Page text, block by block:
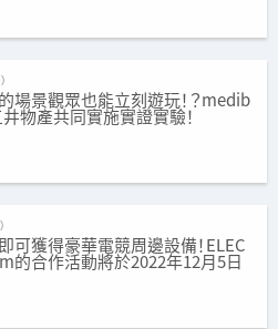
場景觀眾也能立刻遊玩！？medib
井物產共同實施實證實驗！
可獲得豪華電競周邊設備！ELEC
的合作活動將於2022年12月5日